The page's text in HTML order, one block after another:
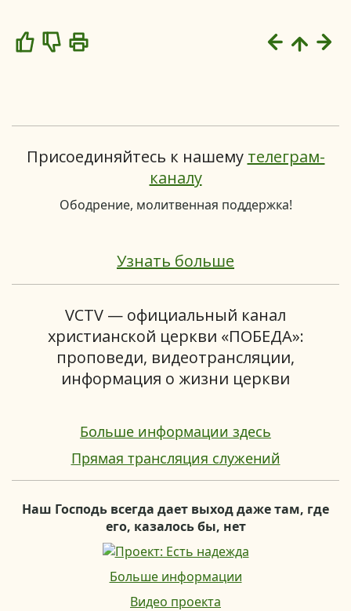
LikeDislike
Присоединяйтесь к нашему телеграм-
каналу
Ободрение, молитвенная поддержка!
Узнать больше
VCTV — официальный канал
христианской церкви «ПОБЕДА»:
проповеди, видеотрансляции,
информация о жизни церкви
Больше информации здесь
Прямая трансляция служений
Наш Господь всегда дает выход даже там, где
его, казалось бы, нет
Больше информации
Видео проекта